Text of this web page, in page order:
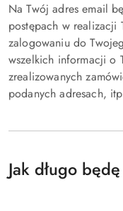
Na Twój adres email
postępach w
zalogowaniu do
wszelkich informacji o
zrealizowanych
podanych adresach, itp
Jak długo